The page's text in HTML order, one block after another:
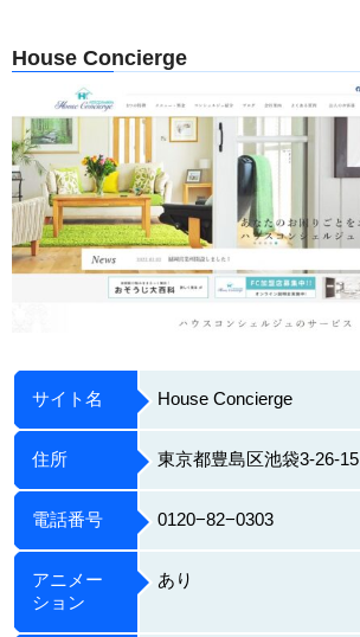
House Concierge
サイト名 House Concierge
住所 東京都豊島区池袋3-26-15
電話番号 0120−82−0303
アニメー
ション
あり